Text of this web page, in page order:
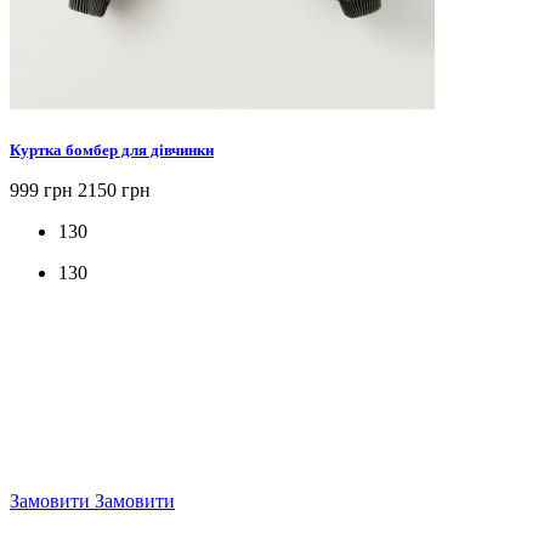
Куртка бомбер для дівчинки
999 грн 2150 грн
130
130
Замовити Замовити